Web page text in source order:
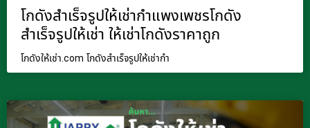
โกดังสำเร็จรูปให้เช่ากำแพงเพชรโกดัง
สำเร็จรูปให้เช่า ให้เช่าโกดังราคาถูก
โกดังให้เช่า.com โกดังสำเร็จรูปให้เช่ากำ